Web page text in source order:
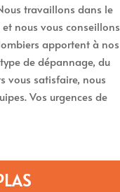
travaillons dans le
nous vous conseillons
apportent à nos
de dépannage, du
vous satisfaire, nous
Vos urgences de